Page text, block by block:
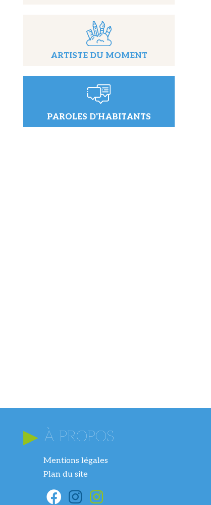
ARTISTE DU MOMENT
PAROLES D'HABITANTS
À PROPOS
Mentions légales
Plan du site